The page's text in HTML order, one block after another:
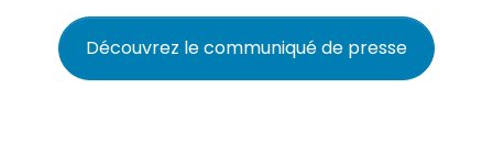
Découvrez le communiqué de presse